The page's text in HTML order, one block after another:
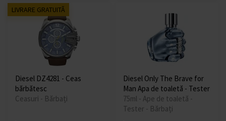
LIVRARE GRATUITĂ
Diesel DZ4281 - Ceas
bărbătesc
Ceasuri - Bărbați
Diesel Only The Brave for
Man Apa de toaletă - Tester
75ml - Ape de toaletă -
Tester - Bărbați